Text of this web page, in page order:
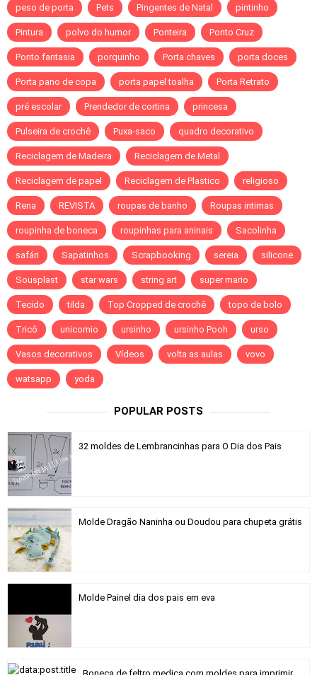
peso de porta Pets Pingentes de Natal pintinho
Pintura polvo do humor Ponteira Ponto Cruz
Ponto fantasia porquinho Porta chaves porta doces
Porta pano de copa porta papel toalha Porta Retrato
pré escolar Prendedor de cortina princesa
Pulseira de crochê Puxa-saco quadro decorativo
Reciclagem de Madeira Reciclagem de Metal
Reciclagem de papel Reciclagem de Plastico religioso
Rena REVISTA roupas de banho Roupas intimas
roupinha de boneca roupinhas para aninais Sacolinha
safári Sapatinhos Scrapbooking sereia silicone
Sousplast star wars string art super mario
Tecido tilda Top Cropped de crochê topo de bolo
Tricô unicornio ursinho ursinho Pooh urso
Vasos decorativos Vídeos volta as aulas vovo
watsapp yoda
POPULAR POSTS
32 moldes de Lembrancinhas para O Dia dos Pais
Molde Dragão Naninha ou Doudou para chupeta grátis
Molde Painel dia dos pais em eva